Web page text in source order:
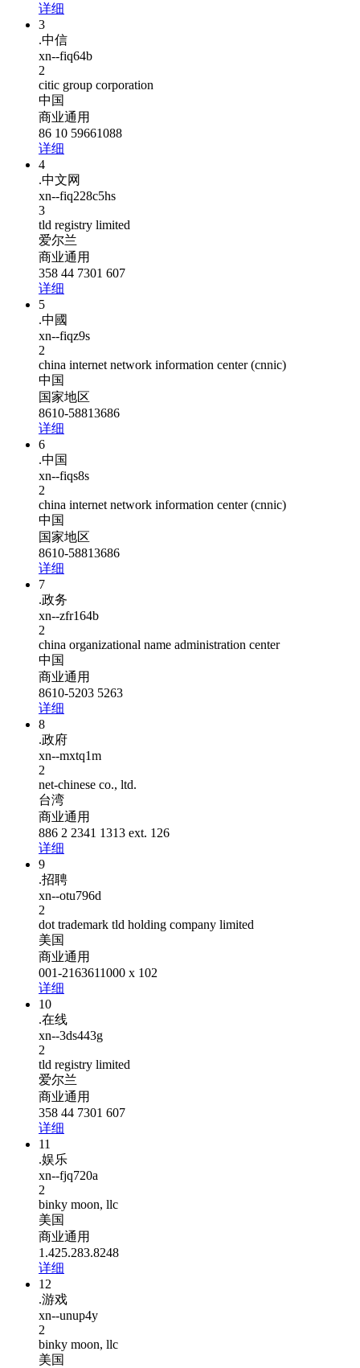
详细
3
.中信
xn--fiq64b
2
citic group corporation
中国
商业通用
86 10 59661088
详细
4
.中文网
xn--fiq228c5hs
3
tld registry limited
爱尔兰
商业通用
358 44 7301 607
详细
5
.中國
xn--fiqz9s
2
china internet network information center (cnnic)
中国
国家地区
8610-58813686
详细
6
.中国
xn--fiqs8s
2
china internet network information center (cnnic)
中国
国家地区
8610-58813686
详细
7
.政务
xn--zfr164b
2
china organizational name administration center
中国
商业通用
8610-5203 5263
详细
8
.政府
xn--mxtq1m
2
net-chinese co., ltd.
台湾
商业通用
886 2 2341 1313 ext. 126
详细
9
.招聘
xn--otu796d
2
dot trademark tld holding company limited
美国
商业通用
001-2163611000 x 102
详细
10
.在线
xn--3ds443g
2
tld registry limited
爱尔兰
商业通用
358 44 7301 607
详细
11
.娱乐
xn--fjq720a
2
binky moon, llc
美国
商业通用
1.425.283.8248
详细
12
.游戏
xn--unup4y
2
binky moon, llc
美国